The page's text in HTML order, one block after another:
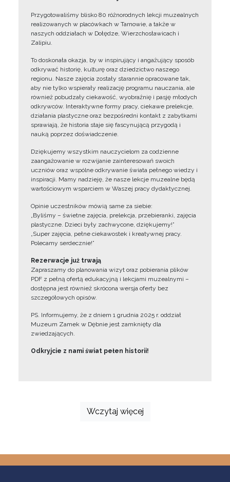
Przygotowaliśmy blisko 80 różnorodnych lekcji muzealnych
realizowanych w placówkach w Tarnowie, a także w
naszych oddziałach w Dołędze, Wierzchosławicach i
Zalipiu.
To doskonała okazja, by w inspirujący i angażujący sposób
odkrywać historię, kulturę oraz dziedzictwo naszego
regionu. Nasze zajęcia zostały starannie opracowane tak,
aby nie tylko wspierały realizację programu nauczania, ale
również pobudzały ciekawość, wyobraźnię i pasję młodych
odkrywców. Interaktywne formy pracy, ciekawe prelekcje,
działania plastyczne oraz bezpośredni kontakt z zabytkami
sprawiają, że historia staje się fascynującą przygodą i
nauką poprzez doświadczenie.
Dziękujemy wszystkim nauczycielom za codzienne
zaangażowanie w rozwijanie zainteresowań swoich
uczniów oraz wspólne odkrywanie świata pełnego wiedzy i
inspiracji. Mamy nadzieję, że nasze lekcje muzealne będą
wartościowym wsparciem w Waszej pracy dydaktycznej.
Opinie uczestników mówią same za siebie:
„Byliśmy – świetne zajęcia, prelekcja, przebieranki, zajęcia
plastyczne. Dzieci były zachwycone, dziękujemy!”
„Super zajęcia, pełne ciekawostek i kreatywnej pracy.
Polecamy serdecznie!”
Rezerwacje już trwają
Zapraszamy do planowania wizyt oraz pobierania plików
PDF z pełną ofertą edukacyjną i lekcjami muzealnymi –
dostępna jest również skrócona wersja oferty bez
szczegółowych opisów.
PS. Informujemy, że z dniem 1 grudnia 2025 r. oddział
Muzeum Zamek w Dębnie jest zamknięty dla
zwiedzających.
Odkryjcie z nami świat pełen historii!
Wczytaj więcej